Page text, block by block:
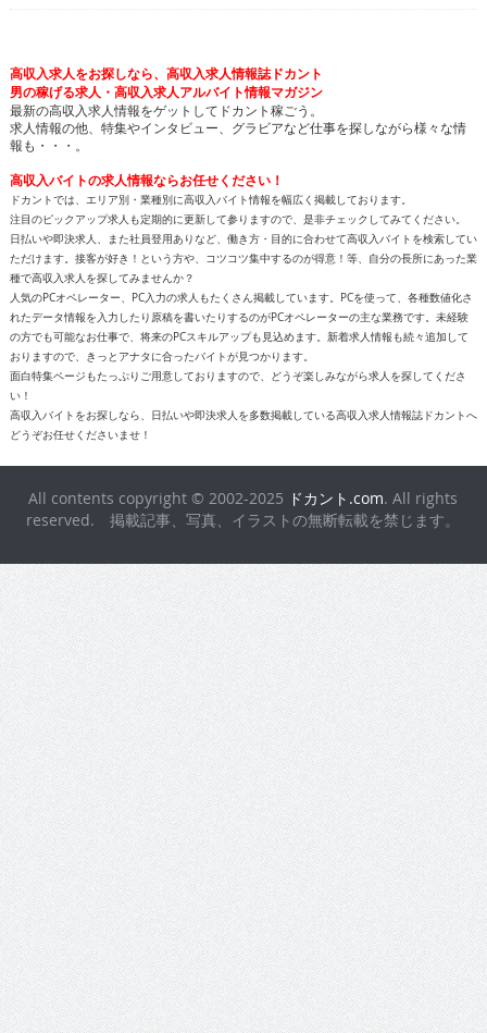
高収入求人をお探しなら、高収入求人情報誌ドカント
男の稼げる求人・高収入求人アルバイト情報マガジン
最新の高収入求人情報をゲットしてドカント稼ごう。
求人情報の他、特集やインタビュー、グラビアなど仕事を探しながら様々な情
報も・・・。
高収入バイトの求人情報ならお任せください！
ドカントでは、エリア別・業種別に高収入バイト情報を幅広く掲載しております。
注目のピックアップ求人も定期的に更新して参りますので、是非チェックしてみてください。
日払いや即決求人、また社員登用ありなど、働き方・目的に合わせて高収入バイトを検索してい
ただけます。接客が好き！という方や、コツコツ集中するのが得意！等、自分の長所にあった業
種で高収入求人を探してみませんか？
人気のPCオペレーター、PC入力の求人もたくさん掲載しています。PCを使って、各種数値化さ
れたデータ情報を入力したり原稿を書いたりするのがPCオペレーターの主な業務です。未経験
の方でも可能なお仕事で、将来のPCスキルアップも見込めます。新着求人情報も続々追加して
おりますので、きっとアナタに合ったバイトが見つかります。
面白特集ページもたっぷりご用意しておりますので、どうぞ楽しみながら求人を探してくださ
い！
高収入バイトをお探しなら、日払いや即決求人を多数掲載している高収入求人情報誌ドカントへ
どうぞお任せくださいませ！
All contents copyright © 2002-2025 ドカント.com. All rights
reserved. 掲載記事、写真、イラストの無断転載を禁じます。